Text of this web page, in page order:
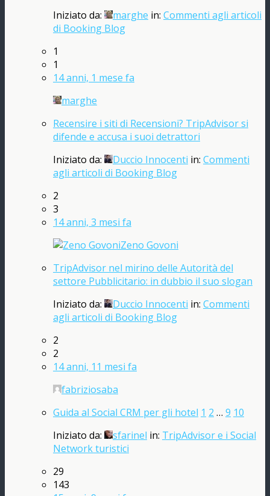
Iniziato da:
marghe in: Commenti agli articoli
di Booking Blog
1
1
14 anni, 1 mese fa
marghe
Recensire i siti di Recensioni? TripAdvisor si
difende e accusa i suoi detrattori
Iniziato da:
Duccio Innocenti in: Commenti
agli articoli di Booking Blog
2
3
14 anni, 3 mesi fa
Zeno Govoni
TripAdvisor nel mirino delle Autorità del
settore Pubblicitario: in dubbio il suo slogan
Iniziato da:
Duccio Innocenti in: Commenti
agli articoli di Booking Blog
2
2
14 anni, 11 mesi fa
fabriziosaba
Guida al Social CRM per gli hotel 1 2 … 9 10
Iniziato da:
sfarinel in: TripAdvisor e i Social
Network turistici
29
143